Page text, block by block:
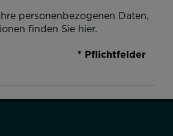
personenbezogenen Daten,
finden Sie hier.
* Pflichtfelder